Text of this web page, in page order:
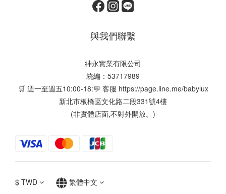
與我們聯繫
紳永實業有限公司
統編：53717989
🛒 週一至週五10:00-18:💬 客服 https://page.line.me/babylux
新北市板橋區文化路二段331號4樓
(非實體店面,不對外開放。)
$ TWD 繁體中文